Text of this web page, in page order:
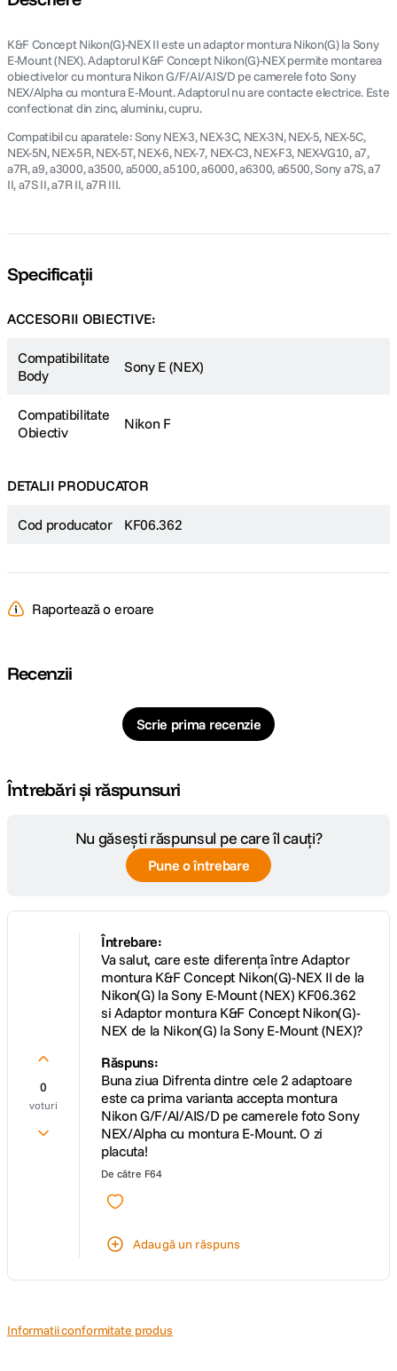
K&F Concept Nikon(G)-NEX II este un adaptor montura Nikon(G) la Sony
E-Mount (NEX). Adaptorul K&F Concept Nikon(G)-NEX permite montarea
obiectivelor cu montura Nikon G/F/AI/AIS/D pe camerele foto Sony
NEX/Alpha cu montura E-Mount. Adaptorul nu are contacte electrice. Este
confectionat din zinc, aluminiu, cupru.
Compatibil cu aparatele: Sony NEX-3, NEX-3C, NEX-3N, NEX-5, NEX-5C,
NEX-5N, NEX-5R, NEX-5T, NEX-6, NEX-7, NEX-C3, NEX-F3, NEX-VG10, a7,
a7R, a9, a3000, a3500, a5000, a5100, a6000, a6300, a6500, Sony a7S, a7
II, a7S II, a7R II, a7R III.
Specificații
ACCESORII OBIECTIVE:
Compatibilitate
Body
Sony E (NEX)
Compatibilitate
Obiectiv
Nikon F
DETALII PRODUCATOR
Cod producator KF06.362
Raportează o eroare
Recenzii
Scrie prima recenzie
Întrebări și răspunsuri
Nu găsești răspunsul pe care îl cauți?
Pune o întrebare
0
voturi
Întrebare:
Va salut, care este diferența între Adaptor
montura K&F Concept Nikon(G)-NEX II de la
Nikon(G) la Sony E-Mount (NEX) KF06.362
si Adaptor montura K&F Concept Nikon(G)-
NEX de la Nikon(G) la Sony E-Mount (NEX)?
Răspuns:
Buna ziua Difrenta dintre cele 2 adaptoare
este ca prima varianta accepta montura
Nikon G/F/AI/AIS/D pe camerele foto Sony
NEX/Alpha cu montura E-Mount. O zi
placuta!
De către F64
Adaugă un răspuns
Informatii conformitate produs